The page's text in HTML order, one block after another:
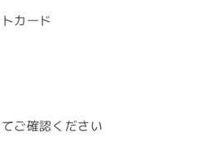
カード
ご確認ください